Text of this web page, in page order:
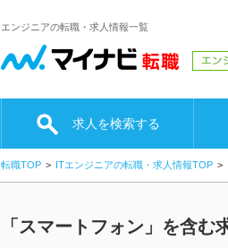
エンジニアの転職・求人情報一覧
求人を検索する
転職TOP ITエンジニアの転職・求人情報TOP
「スマートフォン」を含